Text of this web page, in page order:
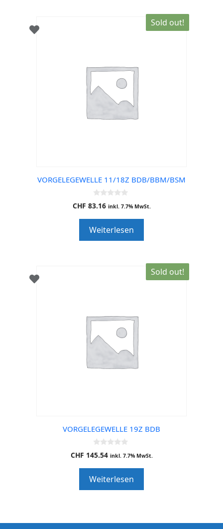
Sold out!
VORGELEGEWELLE 11/18Z BDB/BBM/BSM
0
o
o
f
5
CHF 83.16 inkl. 7.7% MwSt.
Weiterlesen
Sold out!
VORGELEGEWELLE 19Z BDB
0
o
o
f
5
CHF 145.54 inkl. 7.7% MwSt.
Weiterlesen